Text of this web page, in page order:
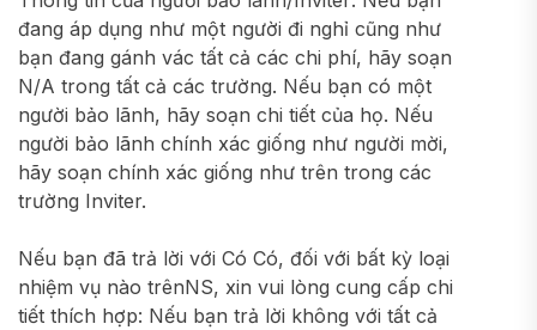
đang áp dụng như một người đi nghỉ cũng như
bạn đang gánh vác tất cả các chi phí, hãy soạn
N/A trong tất cả các trường. Nếu bạn có một
người bảo lãnh, hãy soạn chi tiết của họ. Nếu
người bảo lãnh chính xác giống như người mời,
hãy soạn chính xác giống như trên trong các
trường Inviter.
Nếu bạn đã trả lời với Có Có, đối với bất kỳ loại
nhiệm vụ nào trênNS, xin vui lòng cung cấp chi
tiết thích hợp: Nếu bạn trả lời không với tất cả